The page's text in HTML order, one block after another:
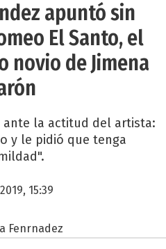
apuntó sin
El Santo, el
novio de Jimena
ante la actitud del artista:
y le pidió que tenga
15:39